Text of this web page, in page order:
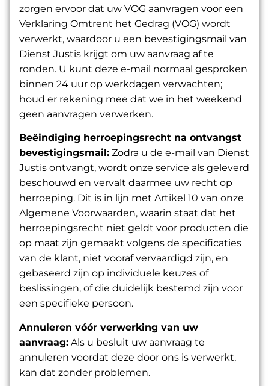
zorgen ervoor dat uw VOG aanvragen voor een
Verklaring Omtrent het Gedrag (VOG) wordt
verwerkt, waardoor u een bevestigingsmail van
Dienst Justis krijgt om uw aanvraag af te
ronden. U kunt deze e-mail normaal gesproken
binnen 24 uur op werkdagen verwachten;
houd er rekening mee dat we in het weekend
geen aanvragen verwerken.
Beëindiging herroepingsrecht na ontvangst
bevestigingsmail: Zodra u de e-mail van Dienst
Justis ontvangt, wordt onze service als geleverd
beschouwd en vervalt daarmee uw recht op
herroeping. Dit is in lijn met Artikel 10 van onze
Algemene Voorwaarden, waarin staat dat het
herroepingsrecht niet geldt voor producten die
op maat zijn gemaakt volgens de specificaties
van de klant, niet vooraf vervaardigd zijn, en
gebaseerd zijn op individuele keuzes of
beslissingen, of die duidelijk bestemd zijn voor
een specifieke persoon.
Annuleren vóór verwerking van uw
aanvraag: Als u besluit uw aanvraag te
annuleren voordat deze door ons is verwerkt,
kan dat zonder problemen.